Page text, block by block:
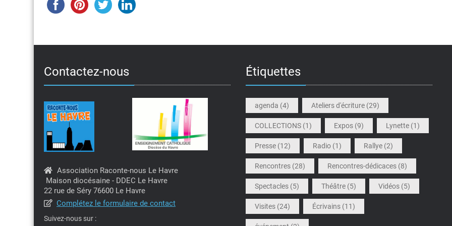
Contactez-nous
Association Raconte-nous Le Havre
Maison diocésaine - DDEC Le Havre
22 rue de Séry 76600 Le Havre
Complétez le formulaire de contact
Suivez-nous sur :
Étiquettes
agenda (4) Ateliers d'écriture (29)
COLLECTIONS (1) Expos (9) Lynette (1)
Presse (12) Radio (1) Rallye (2)
Rencontres (28) Rencontres-dédicaces (8)
Spectacles (5) Théâtre (5) Vidéos (5)
Visites (24) Écrivains (11)